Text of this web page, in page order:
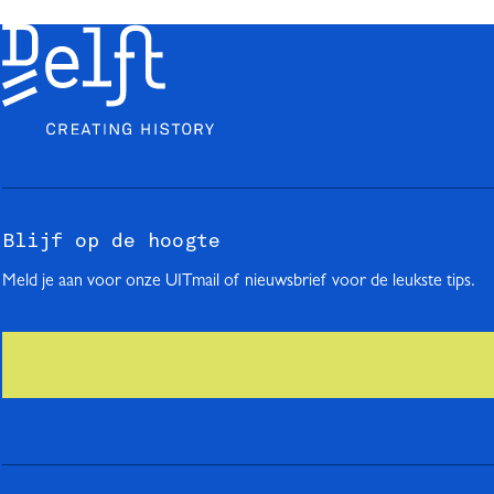
Blijf op de hoogte
Meld je aan voor onze UITmail of nieuwsbrief voor de leukste tips.